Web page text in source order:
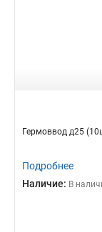
Гермоввод д25
Подробнее
Наличие: В